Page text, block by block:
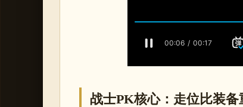
战士PK核心：走位比装备